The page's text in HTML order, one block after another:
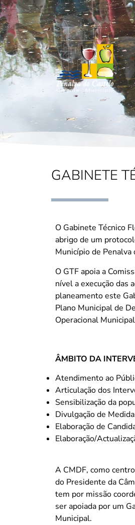
GABINETE
O Gabinete Técnico
abrigo de um
Município de Penalva
O GTF apoia a
nível a execução das
planeamento este
Plano Municipal de
Operacional
ÂMBITO DA
Atendimento ao
Articulação dos
Sensibilização da
Divulgação de
Elaboração de
Elaboração/
A CMDF, como
do Presidente da
tem por missão
ser apoiada por um
Municipal.